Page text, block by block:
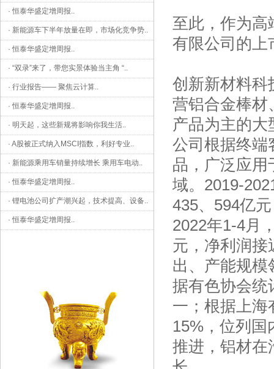
·恒泰华盛定增周报..
· 新能源车下半年放量在即，市场化竞争势..
·恒泰华盛定增周报..
· “双录”来了，带您实景体验当主角 “..
· 行业报告—— 聚焦云计算..
·恒泰华盛定增周报..
· 明天起，这些新规将影响你我生活..
· A股被正式纳入MSCI指数，利好专业..
· 新能源乘用车销量持续增长 乘用车电动..
·恒泰华盛定增周报..
· 锂电池公司扩产潮兴起，技术提高、设备..
·恒泰华盛定增周报..
至此，作为高
有限公司的上
创新新材料科
营铝合金棒材
产品为主的
公司根据终端
品，广泛应用
域。2019-
435、594亿
2022年1-4月
元，净利润接
出、产能规模
据有色协会统
一；根据上海
15%，位列
推进，铝材在